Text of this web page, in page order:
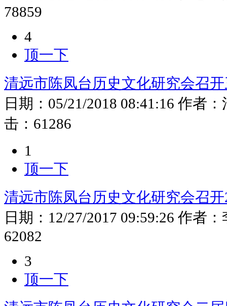
78859
4
顶一下
清远市陈凤台历史文化研究会召
日期： 05/21/2018 08:41:16 作者：
击： 61286
1
顶一下
清远市陈凤台历史文化研究会召
日期： 12/27/2017 09:59:26 作者：
62082
3
顶一下